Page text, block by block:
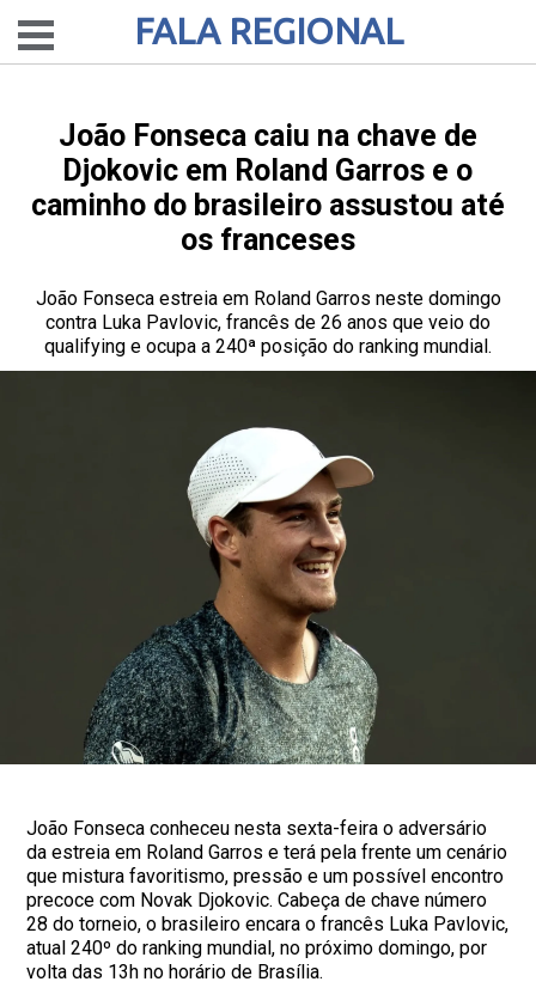
FALA REGIONAL
João Fonseca caiu na chave de
Djokovic em Roland Garros e o
caminho do brasileiro assustou até
os franceses
João Fonseca estreia em Roland Garros neste domingo
contra Luka Pavlovic, francês de 26 anos que veio do
qualifying e ocupa a 240ª posição do ranking mundial.
João Fonseca conheceu nesta sexta-feira o adversário
da estreia em Roland Garros e terá pela frente um cenário
que mistura favoritismo, pressão e um possível encontro
precoce com Novak Djokovic. Cabeça de chave número
28 do torneio, o brasileiro encara o francês Luka Pavlovic,
atual 240º do ranking mundial, no próximo domingo, por
volta das 13h no horário de Brasília.